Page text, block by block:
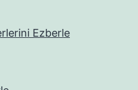
Ezberle